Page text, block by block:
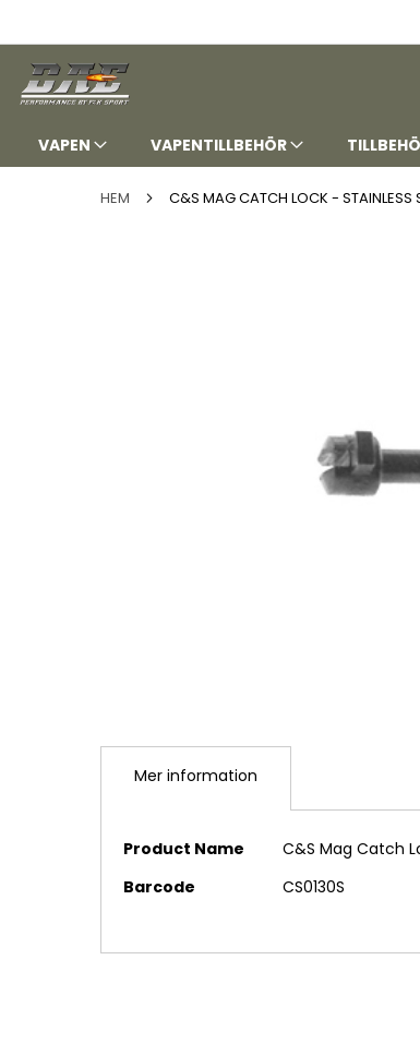
TILL
INNEHÅLLET
VAPEN VAPENTILLBEHÖR
HEM C&S MAG CATCH LOCK - STAINLESS
börjanMer information
Mer
Product Name
C&S Mag Catch
Barcode
CS0130S